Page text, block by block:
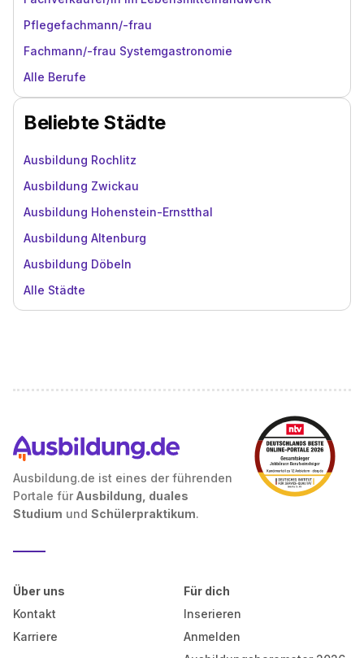
Pflegefachmann/-frau
Fachmann/-frau Systemgastronomie
Alle Berufe
Beliebte Städte
Ausbildung Rochlitz
Ausbildung Zwickau
Ausbildung Hohenstein-Ernstthal
Ausbildung Altenburg
Ausbildung Döbeln
Alle Städte
Ausbildung.de ist eines der führenden
Portale für Ausbildung, duales
Studium und Schülerpraktikum.
Über uns
Kontakt
Karriere
Für dich
Inserieren
Anmelden